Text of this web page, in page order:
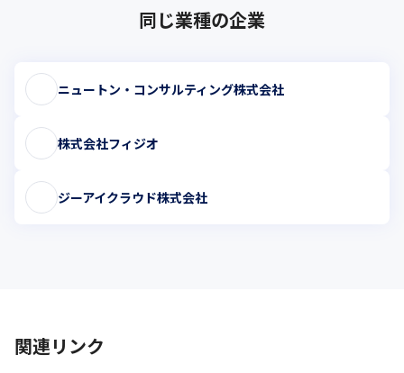
同じ業種の企業
ニュートン・コンサルティング株式会社
株式会社フィジオ
ジーアイクラウド株式会社
関連リンク